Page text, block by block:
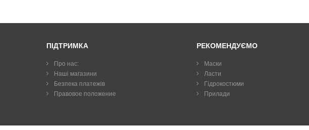
ПІДТРИМКА
Про нас:
Наші магазини
Безпека платежів
Правовое положение
РЕКОМЕНДУЄМО
Маски
Ласти
Гiдрокостюми
Прилади